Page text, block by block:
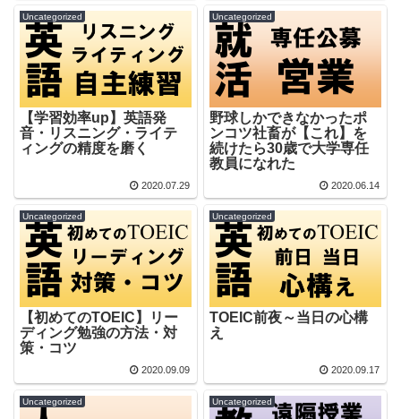
Uncategorized
【学習効率up】英語発
音・リスニング・ライテ
ィングの精度を磨く
2020.07.29
Uncategorized
野球しかできなかったポ
ンコツ社畜が【これ】を
続けたら30歳で大学専任
教員になれた
2020.06.14
Uncategorized
【初めてのTOEIC】リー
ディング勉強の方法・対
策・コツ
2020.09.09
Uncategorized
TOEIC前夜～当日の心構
え
2020.09.17
Uncategorized Uncategorized